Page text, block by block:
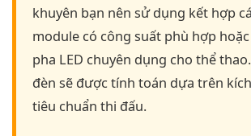
khuyên bạn nên sử dụng kết hợp
module có công suất phù hợp
pha LED chuyên dụng cho thể
đèn sẽ được tính toán dựa trên
tiêu chuẩn thi đấu.